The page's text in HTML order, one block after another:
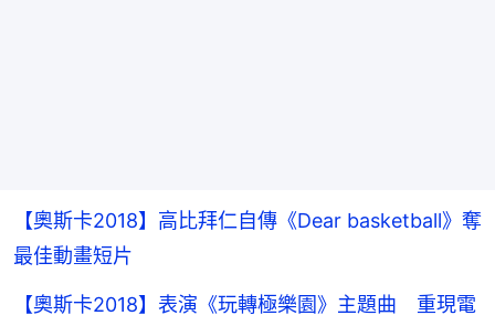
【奧斯卡2018】高比拜仁自傳《Dear basketball》奪
最佳動畫短片
【奧斯卡2018】表演《玩轉極樂園》主題曲 重現電